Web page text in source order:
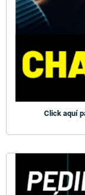
Click aquí